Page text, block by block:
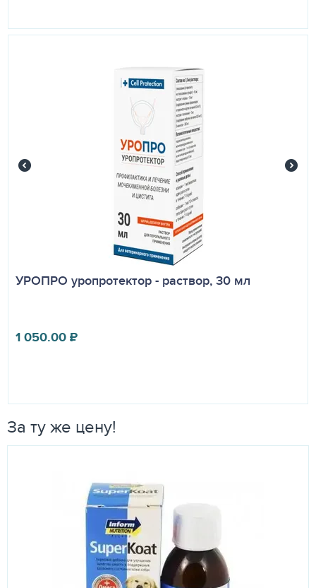
УРОПРО уропротектор - раствор, 30 мл
1 050.00₽
За ту же цену!